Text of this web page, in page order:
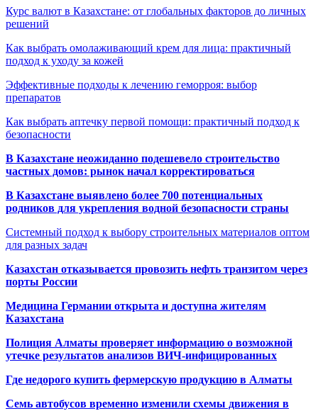
Курс валют в Казахстане: от глобальных факторов до личных
решений
Как выбрать омолаживающий крем для лица: практичный
подход к уходу за кожей
Эффективные подходы к лечению геморроя: выбор
препаратов
Как выбрать аптечку первой помощи: практичный подход к
безопасности
В Казахстане неожиданно подешевело строительство
частных домов: рынок начал корректироваться
В Казахстане выявлено более 700 потенциальных
родников для укрепления водной безопасности страны
Системный подход к выбору строительных материалов оптом
для разных задач
Казахстан отказывается провозить нефть транзитом через
порты России
Медицина Германии открыта и доступна жителям
Казахстана
Полиция Алматы проверяет информацию о возможной
утечке результатов анализов ВИЧ-инфицированных
Где недорого купить фермерскую продукцию в Алматы
Семь автобусов временно изменили схемы движения в